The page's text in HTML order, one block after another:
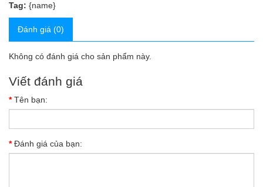
Tag: {name}
Đánh giá (0)
Không có đánh giá cho sản phẩm này.
Viết đánh giá
Tên bạn:
Đánh giá của bạn: